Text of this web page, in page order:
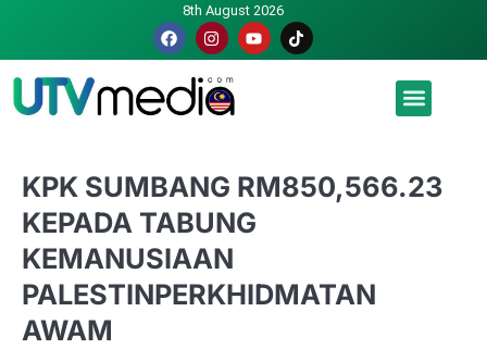
8th August 2026
KPK SUMBANG RM850,566.23
KEPADA TABUNG
KEMANUSIAAN
PALESTINPERKHIDMATAN
AWAM